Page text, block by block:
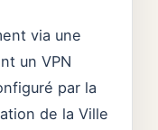
via une
un VPN
par la
de la Ville